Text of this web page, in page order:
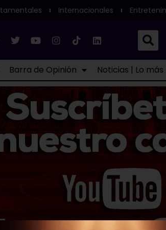
Internacionales
Barra de Opinión Noticias | Lo